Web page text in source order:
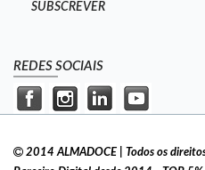
SUBSCREVER
REDES SOCIAIS
2014 ALMADOCE | Todos os